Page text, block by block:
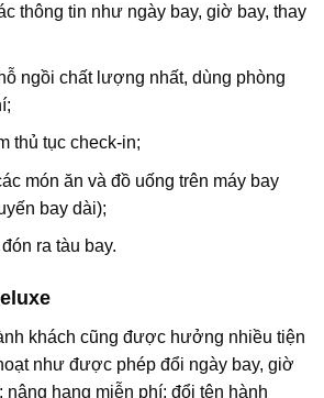
thông tin như ngày bay, giờ bay, thay
ngồi chất lượng nhất, dùng phòng
thủ tục check-in;
món ăn và đồ uống trên máy bay
bay dài);
ra tàu bay.
khách cũng được hưởng nhiều tiện
như được phép đổi ngày bay, giờ
nâng hạng miễn phí; đổi tên hành